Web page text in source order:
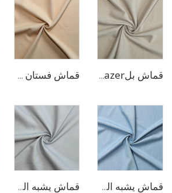
قماش بلazer بتصميم الحبّار من مادة TR قماش فستان منسوج مزدوج من مادة TR
قماش يشبه الدنيم من مادة TR قماش يشبه الدنيم المطاطي من مادة TR